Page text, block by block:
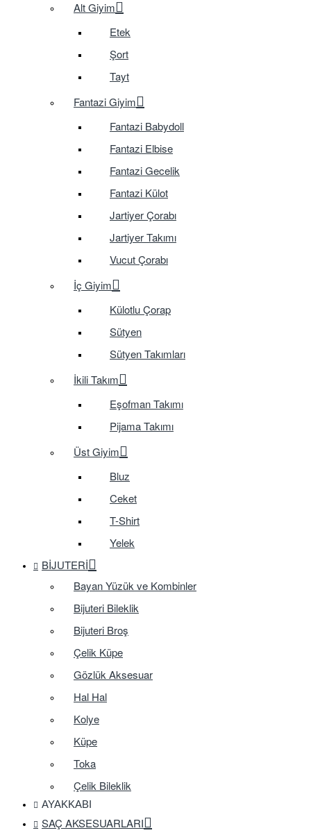
Alt Giyim
Etek
Şort
Tayt
Fantazi Giyim
Fantazi Babydoll
Fantazi Elbise
Fantazi Gecelik
Fantazi Külot
Jartiyer Çorabı
Jartiyer Takımı
Vucut Çorabı
İç Giyim
Külotlu Çorap
Sütyen
Sütyen Takımları
İkili Takım
Eşofman Takımı
Pijama Takımı
Üst Giyim
Bluz
Ceket
T-Shirt
Yelek
BIJUTERI
Bayan Yüzük ve Kombinler
Bijuteri Bileklik
Bijuteri Broş
Çelik Küpe
Gözlük Aksesuar
Hal Hal
Kolye
Küpe
Toka
Çelik Bileklik
AYAKKABI
SAÇ AKSESUARLARI